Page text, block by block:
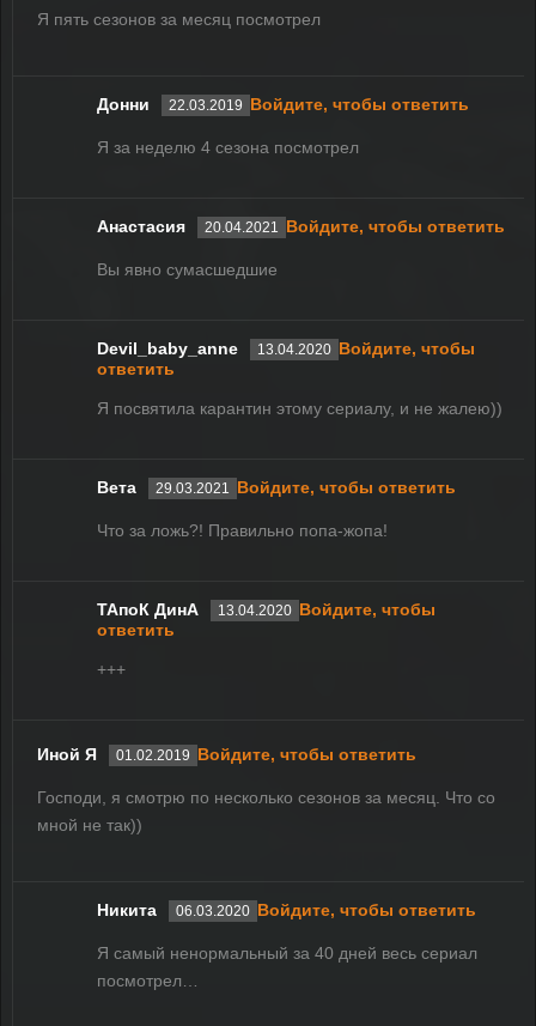
Я пять сезонов за месяц посмотрел
Донни 22.03.2019 Войдите, чтобы ответить
Я за неделю 4 сезона посмотрел
Анастасия 20.04.2021 Войдите, чтобы ответить
Вы явно сумасшедшие
Devil_baby_anne 13.04.2020 Войдите, чтобы
ответить
Я посвятила карантин этому сериалу, и не жалею))
Вета 29.03.2021 Войдите, чтобы ответить
Что за ложь?! Правильно попа-жопа!
ТАпоК ДинА 13.04.2020 Войдите, чтобы
ответить
+++
Иной Я 01.02.2019 Войдите, чтобы ответить
Господи, я смотрю по несколько сезонов за месяц. Что со
мной не так))
Никита 06.03.2020 Войдите, чтобы ответить
Я самый ненормальный за 40 дней весь сериал
посмотрел…